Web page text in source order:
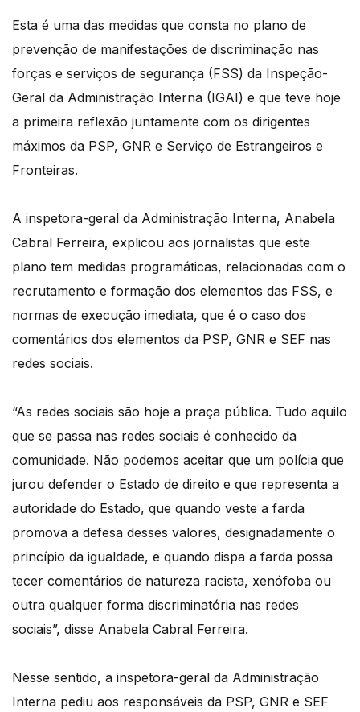
Esta é uma das medidas que consta no plano de
prevenção de manifestações de discriminação nas
forças e serviços de segurança (FSS) da Inspeção-
Geral da Administração Interna (IGAI) e que teve hoje
a primeira reflexão juntamente com os dirigentes
máximos da PSP, GNR e Serviço de Estrangeiros e
Fronteiras.
A inspetora-geral da Administração Interna, Anabela
Cabral Ferreira, explicou aos jornalistas que este
plano tem medidas programáticas, relacionadas com o
recrutamento e formação dos elementos das FSS, e
normas de execução imediata, que é o caso dos
comentários dos elementos da PSP, GNR e SEF nas
redes sociais.
“As redes sociais são hoje a praça pública. Tudo aquilo
que se passa nas redes sociais é conhecido da
comunidade. Não podemos aceitar que um polícia que
jurou defender o Estado de direito e que representa a
autoridade do Estado, que quando veste a farda
promova a defesa desses valores, designadamente o
princípio da igualdade, e quando dispa a farda possa
tecer comentários de natureza racista, xenófoba ou
outra qualquer forma discriminatória nas redes
sociais”, disse Anabela Cabral Ferreira.
Nesse sentido, a inspetora-geral da Administração
Interna pediu aos responsáveis da PSP, GNR e SEF